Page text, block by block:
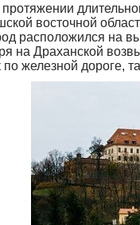
восточной
расположился на
на Драханской
по железной дороге,